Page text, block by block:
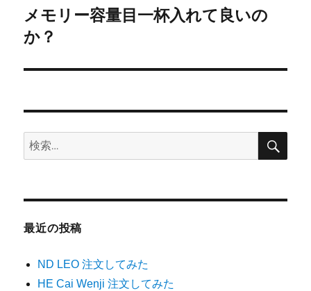
ゲ
ー
シ
ン
次
の
稿:
メモリー容量目一杯入れて良いの
か？
検
索:
検
最近の投稿
ND LEO 注文してみた
HE Cai Wenji 注文してみた